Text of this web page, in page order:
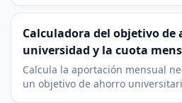
Calculadora del objetivo de
universidad y la cuota
Calcula la aportación mensual
un objetivo de ahorro